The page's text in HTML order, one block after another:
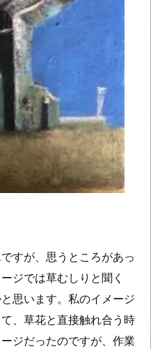
すが、思うところがあっ
ジでは草むしりと聞く
思います。私のイメージ
、草花と直接触れ合う時
ジだったのですが、作業